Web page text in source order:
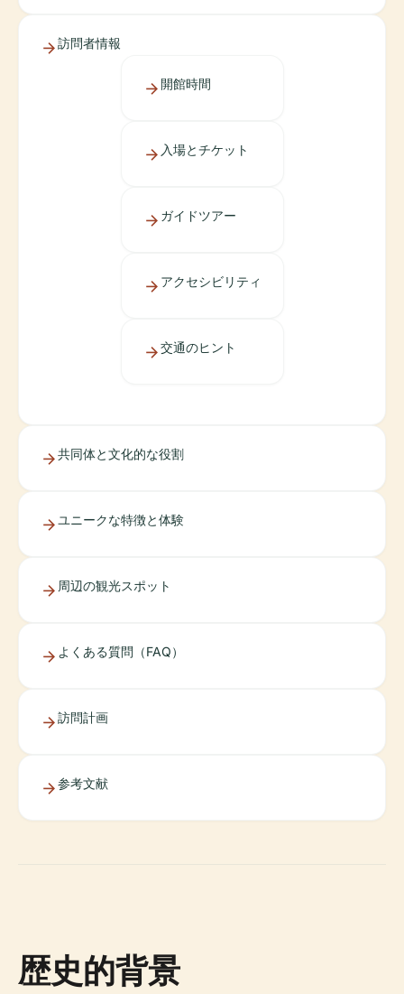
訪問者情報
開館時間
入場とチケット
ガイドツアー
アクセシビリティ
交通のヒント
共同体と文化的な役割
ユニークな特徴と体験
周辺の観光スポット
よくある質問（FAQ）
訪問計画
参考文献
歴史的背景